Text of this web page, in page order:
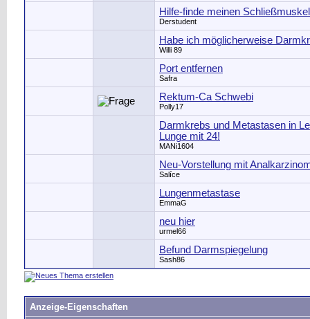
Hilfe-finde meinen
Derstudent
Habe ich möglicherweise
Willi 89
Port entfernen
Safra
Rektum-Ca Schwebi
Polly17
Darmkrebs und Metastasen in
Lunge mit 24!
MANi1604
Neu-Vorstellung mit
Salíce
Lungenmetastase
EmmaG
neu hier
urmel66
Befund Darmspiegelung
Sash86
Anzeige-Eigenschaften